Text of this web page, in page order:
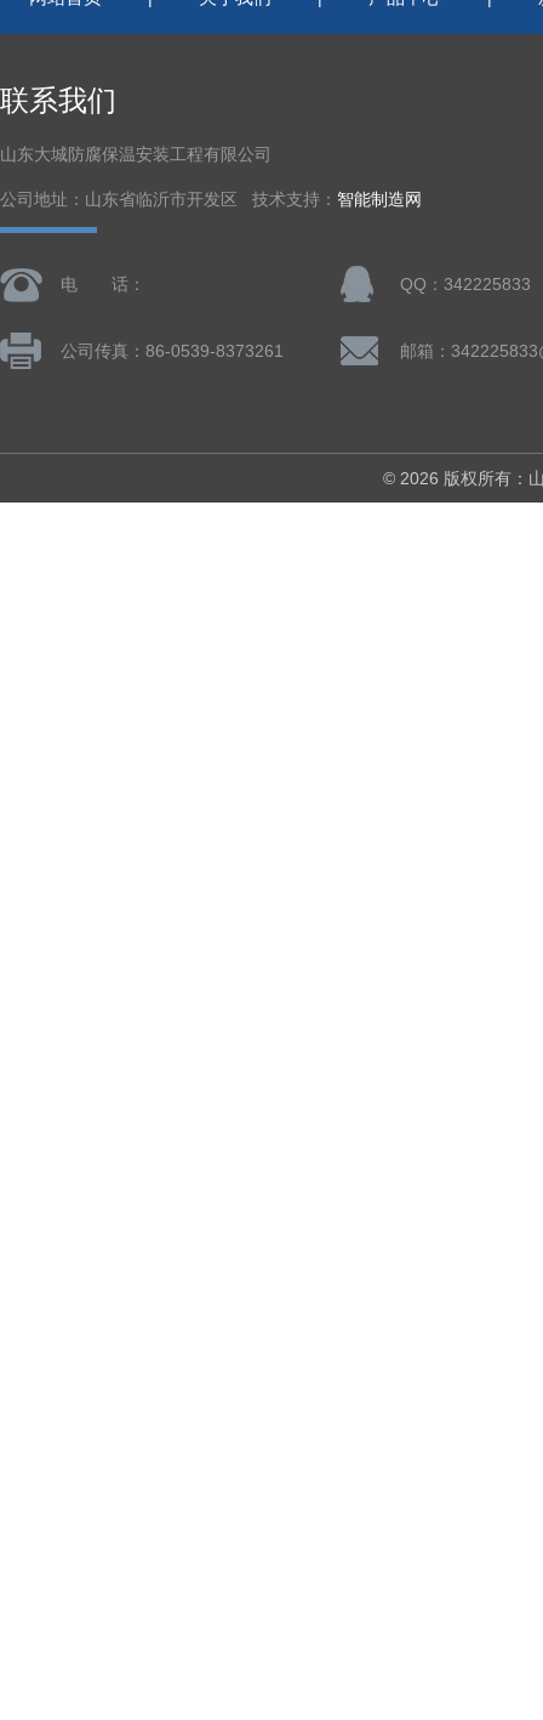
联系我们
山东大城防腐保温安装工程有限公司
公司地址：山东省临沂市开发区 技术支持： 智能制造网
电 话： QQ：342225833
公司传真：86-0539-8373261 邮箱：
© 2026 版权所有：